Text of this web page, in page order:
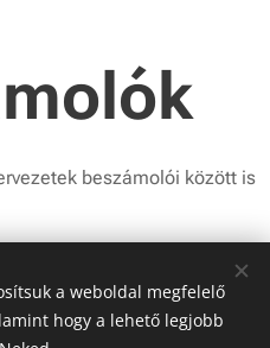
beszámolói között is
a weboldal megfelelő
hogy a lehető legjobb